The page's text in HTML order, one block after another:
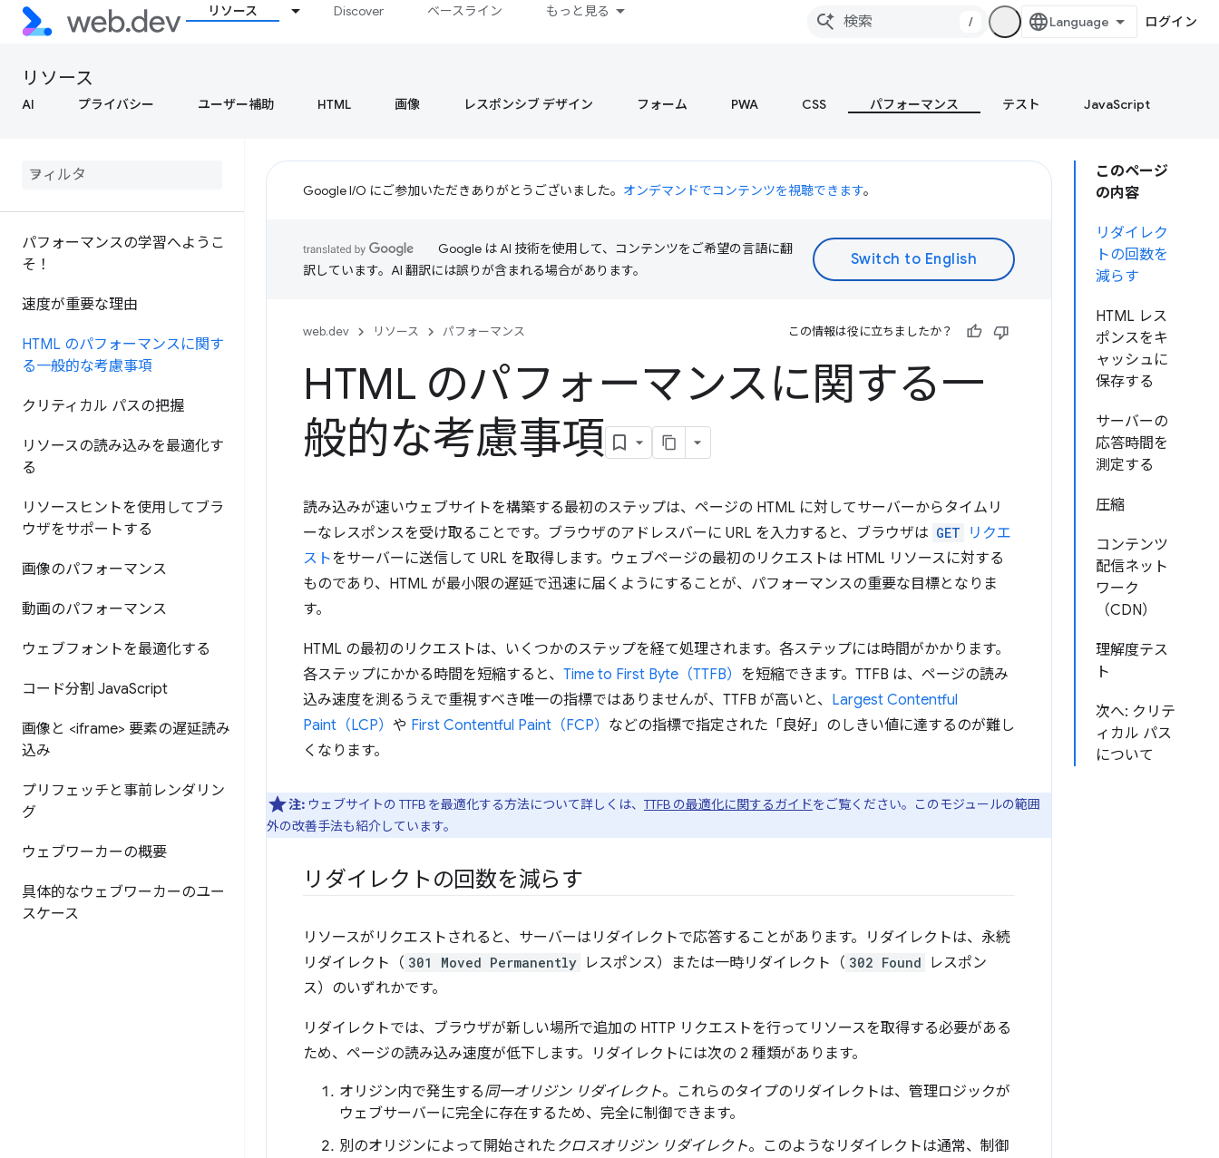
リソース Discover ベースライン もっと見る
/ ログイン
リソース
AI プライバシー ユーザー補助 HTML 画像 レスポンシブ デザイン フォーム PWA CSS パフォーマンス テスト JavaScript
パフォーマンスの学習へようこ
そ！
速度が重要な理由
HTML のパフォーマンスに関す
る一般的な考慮事項
クリティカル パスの把握
リソースの読み込みを最適化す
る
リソースヒントを使用してブラ
ウザをサポートする
画像のパフォーマンス
動画のパフォーマンス
ウェブフォントを最適化する
コード分割 JavaScript
画像と <iframe> 要素の遅延読み
込み
プリフェッチと事前レンダリン
グ
ウェブワーカーの概要
具体的なウェブワーカーのユー
スケース
このページ
の内容
リダイレク
トの回数を
減らす
HTML レス
ポンスをキ
ャッシュに
保存する
サーバーの
応答時間を
測定する
圧縮
コンテンツ
配信ネット
ワーク
（CDN）
理解度テス
ト
次へ: クリテ
ィカル パス
について
Google I/O にご参加いただきありがとうございました。 オンデマンドでコンテンツを視聴できます。
Google は AI 技術を使用して、コンテンツをご希望の言語に翻
訳しています。AI 翻訳には誤りが含まれる場合があります。
web.dev リソース パフォーマンス この情報は役に立ちましたか？
HTML のパフォーマンスに関する一
般的な考慮事項
読み込みが速いウェブサイトを構築する最初のステップは、ページの HTML に対してサーバーからタイムリ
ーなレスポンスを受け取ることです。ブラウザのアドレスバーに URL を入力すると、ブラウザは GET
リクエ
ストをサーバーに送信して URL を取得します。ウェブページの最初のリクエストは HTML リソースに対する
ものであり、HTML が最小限の遅延で迅速に届くようにすることが、パフォーマンスの重要な目標となりま
す。
HTML の最初のリクエストは、いくつかのステップを経て処理されます。各ステップには時間がかかります。
各ステップにかかる時間を短縮すると、 Time to First Byte（TTFB） を短縮できます。TTFB は、ページの読み
込み速度を測るうえで重視すべき唯一の指標ではありませんが、TTFB が高いと、 Largest Contentful
Paint（LCP） や First Contentful Paint（FCP） などの指標で指定された「良好」のしきい値に達するのが難し
くなります。
注: ウェブサイトの TTFB を最適化する方法について詳しくは、 TTFB の最適化に関するガイドをご覧ください。このモジュールの範囲
外の改善手法も紹介しています。
リダイレクトの回数を減らす
リソースがリクエストされると、サーバーはリダイレクトで応答することがあります。リダイレクトは、永続
リダイレクト（ 301 Moved Permanently レスポンス）または一時リダイレクト（ 302 Found
レスポン
ス）のいずれかです。
リダイレクトでは、ブラウザが新しい場所で追加の HTTP リクエストを行ってリソースを取得する必要がある
ため、ページの読み込み速度が低下します。リダイレクトには次の 2 種類があります。
オリジン内で発生する同一オリジン リダイレクト。これらのタイプのリダイレクトは、管理ロジックが
ウェブサーバーに完全に存在するため、完全に制御できます。
別のオリジンによって開始された クロスオリジン リダイレクト。このようなリダイレクトは通常、制御